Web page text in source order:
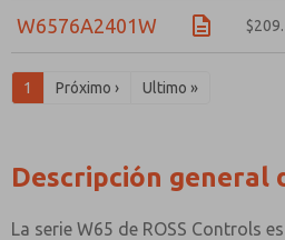
W6576A2401W
1 Próximo › Ultimo »
Descripción general
La serie W65 de ROSS Controls